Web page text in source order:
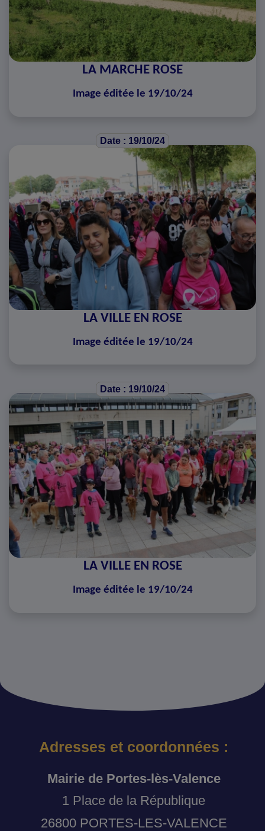
LA MARCHE ROSE
Image éditée le 19/10/24
Date : 19/10/24
LA VILLE EN ROSE
Image éditée le 19/10/24
Date : 19/10/24
LA VILLE EN ROSE
Image éditée le 19/10/24
Adresses et coordonnées :
Mairie de Portes-lès-Valence
1 Place de la République
26800 PORTES-LES-VALENCE